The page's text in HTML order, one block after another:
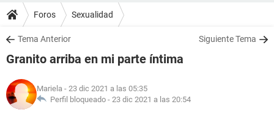
FOROS
SALUD
NUTRICIÓN
Foros Sexualidad
Tema Anterior Siguiente Tema
Granito arriba en mi parte íntima
Mariela - 23 dic 2021 a las 05:35
Perfil bloqueado - 23 dic 2021 a las 20:54